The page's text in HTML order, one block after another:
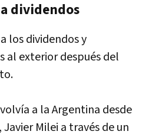
dividendos
los dividendos y
al exterior después del
a la Argentina desde
Milei a través de un